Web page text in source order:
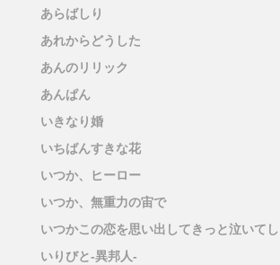
あらばしり
あれからどうした
あんのリリック
あんぱん
いきなり婚
いちばんすきな花
いつか、ヒーロー
いつか、無重力の宙で
いつかこの恋を思い出してきっと泣いてし
いりびと-異邦人-